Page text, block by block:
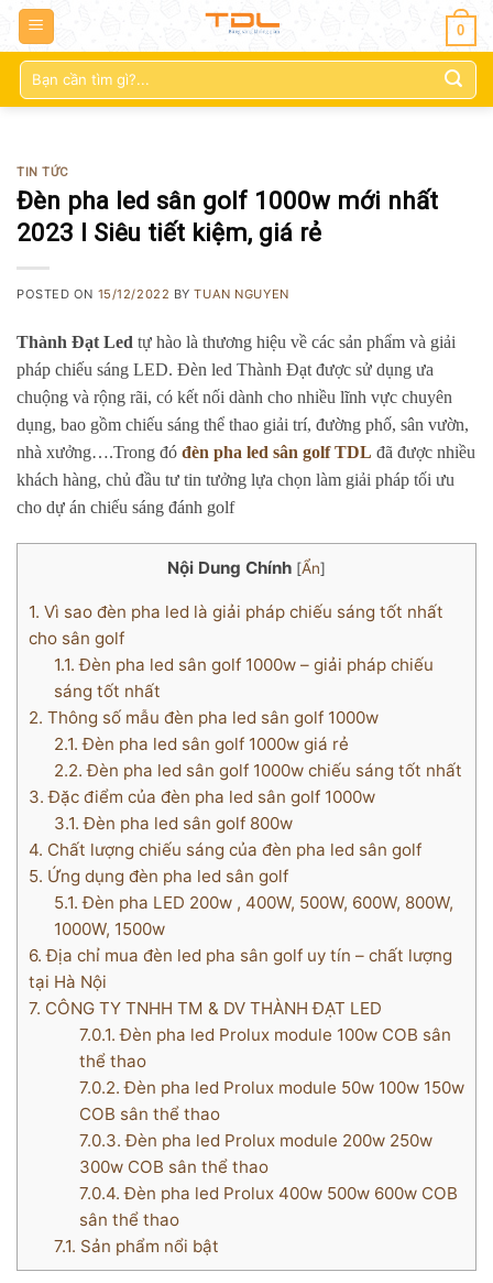
0
Tìm
kiếm:
TIN TỨC
Đèn pha led sân golf 1000w mới nhất
2023 l Siêu tiết kiệm, giá rẻ
POSTED ON 15/12/2022 BYTUAN NGUYEN
Thành Đạt Led tự hào là thương hiệu về các sản phẩm và giải
pháp chiếu sáng LED. Đèn led Thành Đạt được sử dụng ưa
chuộng và rộng rãi, có kết nối dành cho nhiều lĩnh vực chuyên
dụng, bao gồm chiếu sáng thể thao giải trí, đường phố, sân vườn,
nhà xưởng….Trong đó đèn pha led sân golf TDL đã được nhiều
khách hàng, chủ đầu tư tin tưởng lựa chọn làm giải pháp tối ưu
cho dự án chiếu sáng đánh golf
Nội Dung Chính [Ẩn]
1. Vì sao đèn pha led là giải pháp chiếu sáng tốt nhất
cho sân golf
1.1. Đèn pha led sân golf 1000w – giải pháp chiếu
sáng tốt nhất
2. Thông số mẫu đèn pha led sân golf 1000w
2.1. Đèn pha led sân golf 1000w giá rẻ
2.2. Đèn pha led sân golf 1000w chiếu sáng tốt nhất
3. Đặc điểm của đèn pha led sân golf 1000w
3.1. Đèn pha led sân golf 800w
4. Chất lượng chiếu sáng của đèn pha led sân golf
5. Ứng dụng đèn pha led sân golf
5.1. Đèn pha LED 200w , 400W, 500W, 600W, 800W,
1000W, 1500w
6. Địa chỉ mua đèn led pha sân golf uy tín – chất lượng
tại Hà Nội
7. CÔNG TY TNHH TM & DV THÀNH ĐẠT LED
7.0.1. Đèn pha led Prolux module 100w COB sân
thể thao
7.0.2. Đèn pha led Prolux module 50w 100w 150w
COB sân thể thao
7.0.3. Đèn pha led Prolux module 200w 250w
300w COB sân thể thao
7.0.4. Đèn pha led Prolux 400w 500w 600w COB
sân thể thao
7.1. Sản phẩm nổi bật